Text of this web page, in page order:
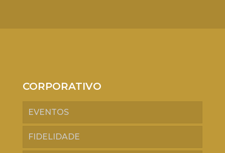
CORPORATIVO
EVENTOS
FIDELIDADE